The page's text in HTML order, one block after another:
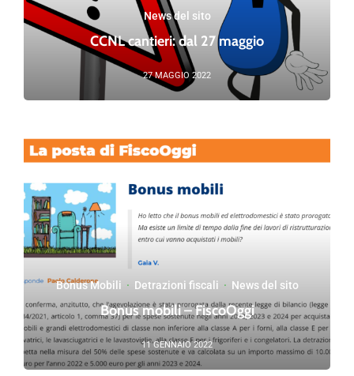
News del sito
CCNL cantieri: dal 27 maggio
27 MAGGIO 2022
Bonus Mobili · Detrazioni fiscali · News del sito
Bonus mobili – FiscoOggi
11 GENNAIO 2022